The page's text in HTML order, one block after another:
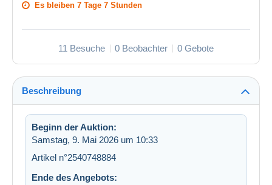
Es bleiben 7 Tage 7 Stunden
11 Besuche 0 Beobachter 0 Gebote
Beschreibung
Beginn der Auktion:
Samstag, 9. Mai 2026 um 10:33
Artikel n°2540748884
Ende des Angebots: